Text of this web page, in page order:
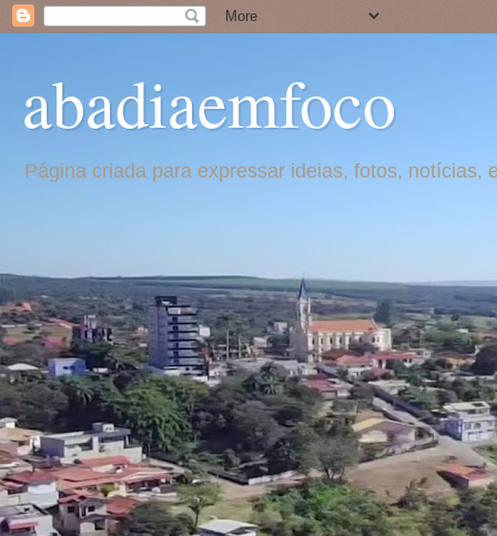
abadiaemfoco
Página criada para expressar ideias, fotos,